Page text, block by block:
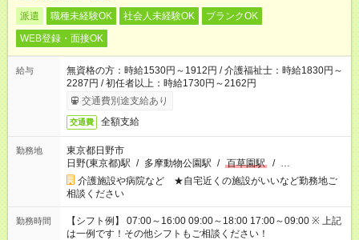
派遣 職種未経験OK 社会人未経験OK
ブランクOK
WEB登録・面接OK
給与
無資格の方：時給1530円～1912円 / 介護福祉士：時給1830円～
2287円 / 初任者以上：時給1730円～2162円
交通費別途支給あり
交通費 全額支給
勤務地
東京都日野市
日野(東京都)駅 / 多摩動物公園駅 / 百草園駅 / …
介護施設や病院など ★自宅近くの施設がいいなど勤務地ご
相談ください
勤務時間
【シフト例】 07:00～16:00 09:00～18:00 17:00～09:00 ※ 上記
は一例です！その他シフトもご相談ください！